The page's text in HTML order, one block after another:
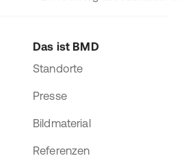
Das ist BMD
Standorte
Presse
Bildmaterial
Referenzen